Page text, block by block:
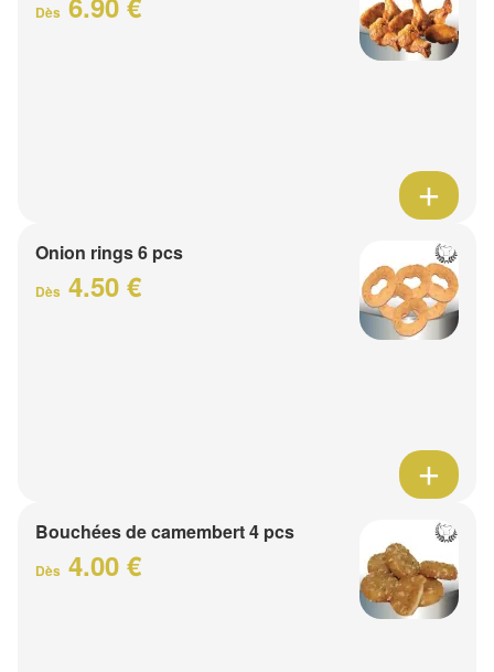
Dès
Onion rings 6 pcs
Dès 4.50 €
Bouchées de camembert 4 pcs
Dès 4.00 €